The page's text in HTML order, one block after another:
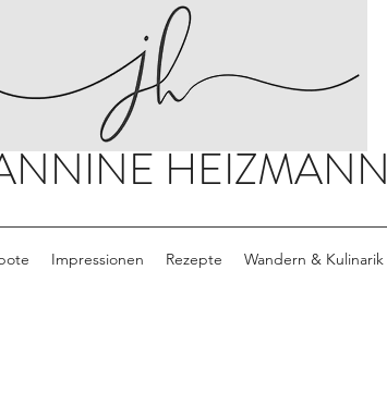
HEIZMANN
Impressionen Rezepte Wandern & Kulinarik